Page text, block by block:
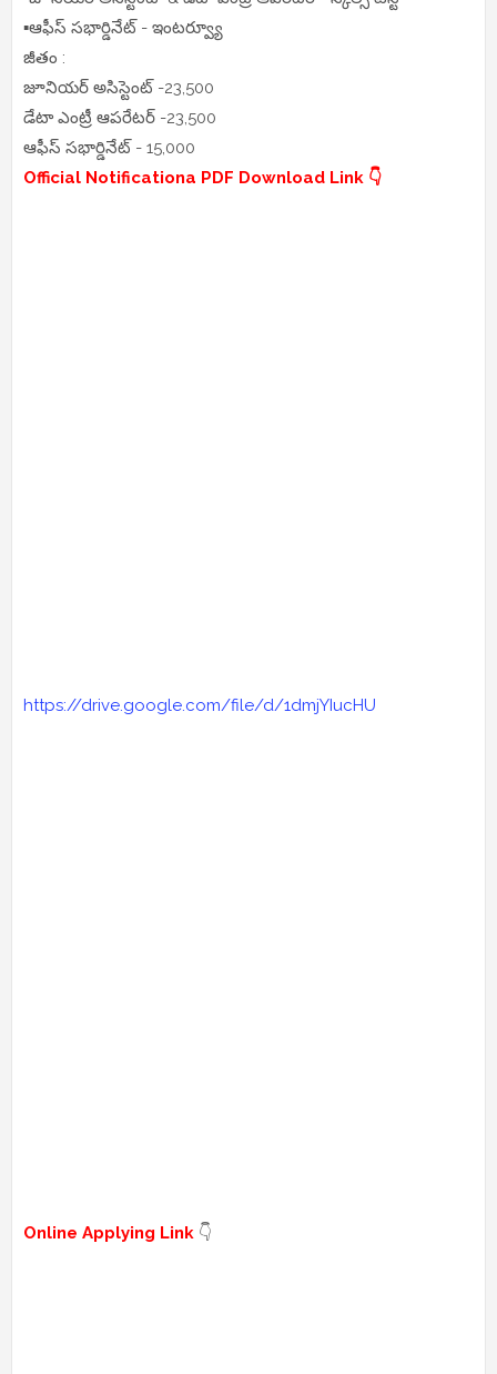
▪️ఆఫీస్ సభార్డినేట్ - ఇంటర్వ్యూ
జీతం :
జూనియర్ అసిస్టెంట్ -23,500
డేటా ఎంట్రీ ఆపరేటర్ -23,500
ఆఫీస్ సభార్డినేట్ - 15,000
Official Notificationa PDF Download Link 👇
https://drive.google.com/file/d/1dmjYIucHU
Online Applying Link 👇